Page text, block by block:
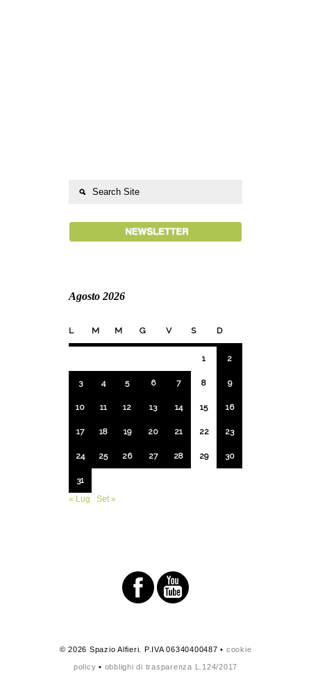
Agosto 2026
L M M G V S D
1 2
3 4 5 6 7 8 9
10 11 12 13 14 15 16
17 18 19 20 21 22 23
24 25 26 27 28 29 30
31
« Lug
Set »
© 2026 Spazio Alfieri. P.IVA 06340400487 • cookie
policy • obblighi di trasparenza L.124/2017